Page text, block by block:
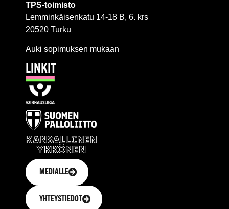
TPS-toimisto
Lemminkäisenkatu 14-18 B, 6. krs
20520 Turku
Auki sopimuksen mukaan
LINKIT
MEDIALLE
YHTEYSTIEDOT